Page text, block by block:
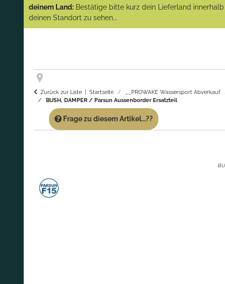
(Abverkauf)!
GARANTIE UND SERVICE:
deinem Land: Bestätige bitte kurz dein Lieferland
deinen Standort zu sehen...
Zurück zur Liste Startseite __PROWAKE Wassersport Abverkauf
BUSH, DAMPER / Parsun Aussenborder Ersatzteil
Frage zu diesem Artikel...??